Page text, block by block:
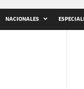
NACIONALES